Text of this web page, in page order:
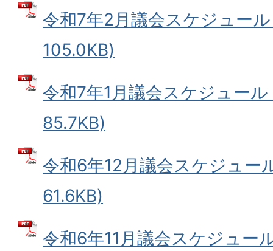
令和7年2月議会スケジュー
105.0KB)
令和7年1月議会スケジュー
85.7KB)
令和6年12月議会スケジュー
61.6KB)
令和6年11月議会スケジュー